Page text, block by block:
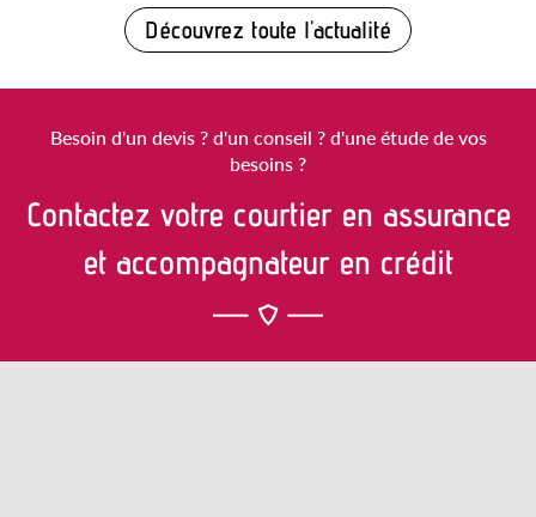
Découvrez toute l'actualité
Besoin d'un devis ? d'un conseil ? d'une étude de vos
besoins ?
Contactez votre courtier en assurance
et accompagnateur en crédit